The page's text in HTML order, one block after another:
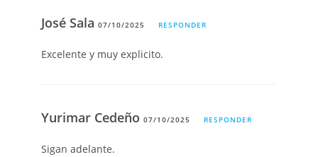
José Sala07/10/2025 RESPONDER
Excelente y muy explicito.
Yurimar Cedeño07/10/2025 RESPONDER
Sigan adelante.